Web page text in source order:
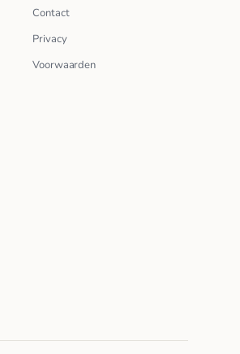
Contact
Privacy
Voorwaarden